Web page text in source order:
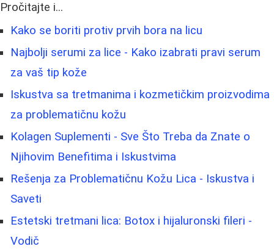
Pročitajte i...
Kako se boriti protiv prvih bora na licu
Najbolji serumi za lice - Kako izabrati pravi serum
za vaš tip kože
Iskustva sa tretmanima i kozmetičkim proizvodima
za problematičnu kožu
Kolagen Suplementi - Sve Što Treba da Znate o
Njihovim Benefitima i Iskustvima
Rešenja za Problematičnu Kožu Lica - Iskustva i
Saveti
Estetski tretmani lica: Botox i hijaluronski fileri -
Vodič